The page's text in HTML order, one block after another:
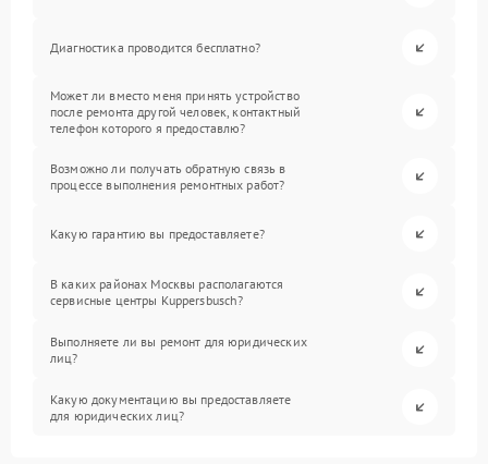
Диагностика проводится бесплатно?
Может ли вместо меня принять устройство
после ремонта другой человек, контактный
телефон которого я предоставлю?
Возможно ли получать обратную связь в
процессе выполнения ремонтных работ?
Какую гарантию вы предоставляете?
В каких районах Москвы располагаются
сервисные центры Kuppersbusch?
Выполняете ли вы ремонт для юридических
лиц?
Какую документацию вы предоставляете
для юридических лиц?